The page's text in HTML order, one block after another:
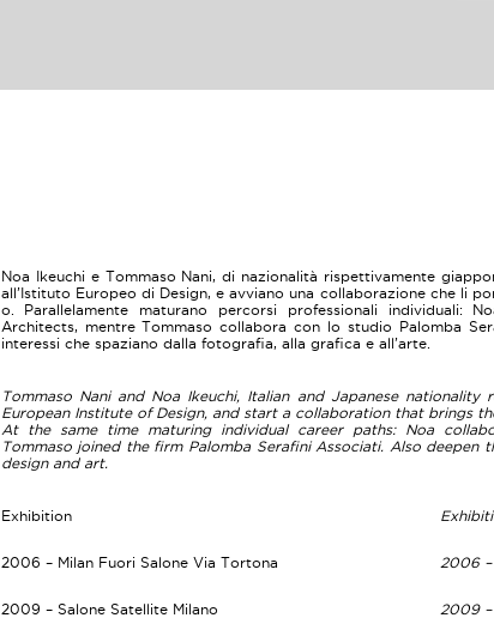
Noa Ikeuchi e Tommaso Nani, di nazionalità rispettivamente
all’Istituto Europeo di Design, e avviano una collaborazione che li
o. Parallelamente maturano percorsi professionali individuali:
Architects, mentre Tommaso collabora con lo studio Palomba
interessi che spaziano dalla fotografia, alla grafica e all’arte.
Tommaso Nani and Noa Ikeuchi, Italian and Japanese
European Institute of Design, and start a collaboration that brings
At the same time maturing individual career paths: Noa
Tommaso joined the firm Palomba Serafini Associati. Also
design and art.
Exhibition
2006 – Milan Fuori Salone Via Tortona
2009 – Salone Satellite Milano
2006 –
2009 –